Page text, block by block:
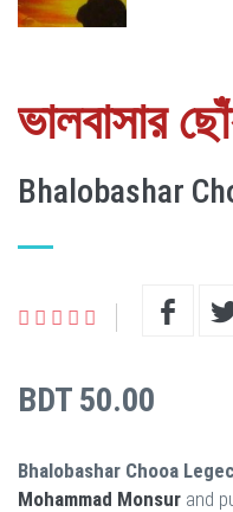
ভালবাসার
Bhalobashar
BDT 50.00
Bhalobashar Chooa
Mohammad Monsur and